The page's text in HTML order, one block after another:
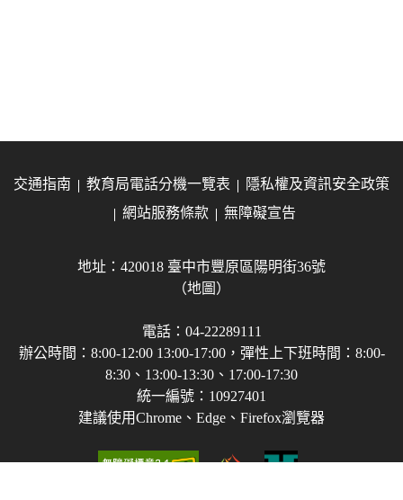
交通指南 教育局電話分機一覽表
隱私權及資訊安全政策
網站服務條款
無障礙宣告
地址：420018 臺中市豐原區陽明街36號
（地圖）
電話：04-22289111
辦公時間：8:00-12:00 13:00-17:00，彈性上下班時間：8:00-
8:30、13:00-13:30、17:00-17:30
統一編號：10927401
建議使用Chrome、Edge、Firefox瀏覽器